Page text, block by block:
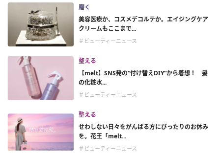
磨く
美容医療か、コスメデコルテか。エイジングケア
クリームもここまで...
＃ビューティーニュース
整える
【melt】SNS発の“付け替えDIY”から着想！ 髪
の化粧水...
＃ビューティーニュース
整える
せわしない日々をがんばる方にぴったりのお休み
を。花王「melt...
＃ビューティーニュース